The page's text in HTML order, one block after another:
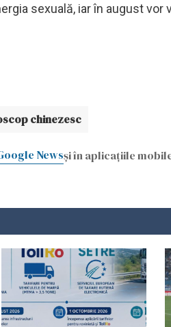
sexuală, iar în august vor
chinezesc
Newsși în aplicațiile